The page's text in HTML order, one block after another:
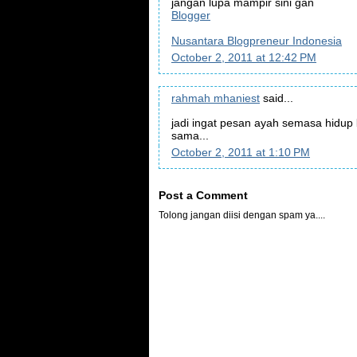
Blogger
Nusantara Blogpreneur Indonesia
October 2, 2011 at 12:42 PM
rahmah mhaniest said...
jadi ingat pesan ayah semasa hidup
sama...
October 2, 2011 at 1:10 PM
Post a Comment
Tolong jangan diisi dengan spam ya....